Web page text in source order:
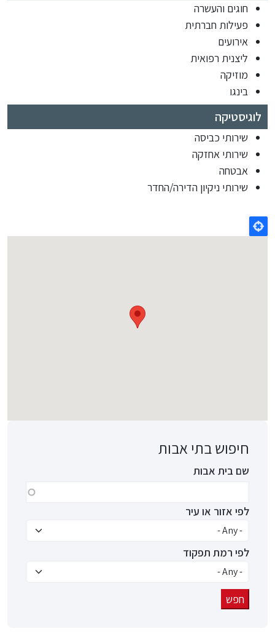
חוגים והעשרה
פעילות חברתית
אירועים
ליצנית רפואית
מוזיקה
בינגו
לוגיסטיקה
שירותי כביסה
שירותי אחזקה
אבטחה
שירותי ניקיון הדירה/החדר
חיפוש בתי אבות
שם בית אבות
לפי אזור או עיר
לפי רמת תפקוד